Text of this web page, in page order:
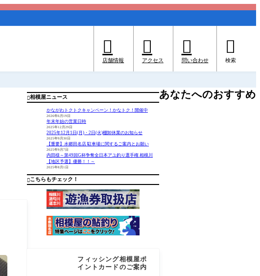

店舗情報

アクセス

問い合わせ

検索
相模屋ニュース
かながわトクトクキャンペーン！かなトク！開催中
2026年6月19日
年末年始の営業日時
2025年12月29日
2025年12月1日(月)・2日(火)棚卸休業のお知らせ
2025年9月30日
【重要】水郷田名店 駐車場に関するご案内とお願い
2025年9月7日
内田様～第49回G杯争奪全日本アユ釣り選手権 相模川
【地区予選】優勝！！～
2025年8月1日
こちらもチェック！
フィッシング相模屋ポ
イントカードのご案内
あなたへのおすすめ